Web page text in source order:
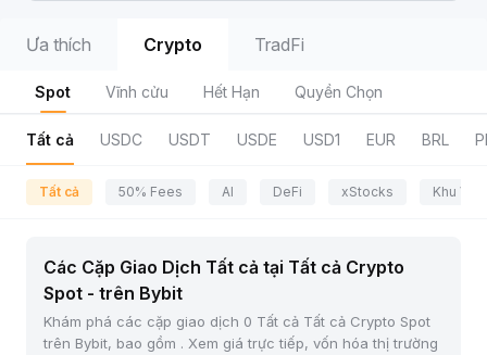
Ưa thích Crypto TradFi
Spot Vĩnh cửu Hết Hạn Quyền Chọn
Tất cả USDC USDT USDE USD1 EUR BRL
Tất cả 50% Fees AI DeFi xStocks Khu
Các Cặp Giao Dịch Tất cả tại Tất cả Crypto
Spot - trên Bybit
Khám phá các cặp giao dịch 0 Tất cả Tất cả Crypto Spot
trên Bybit, bao gồm . Xem giá trực tiếp, vốn hóa thị trường